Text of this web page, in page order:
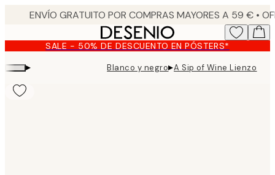
content.SALE - 50% DE DESCUENTO EN PÓSTERS*
▸ Blanco y negro▸A Sip of Wine Lienzo